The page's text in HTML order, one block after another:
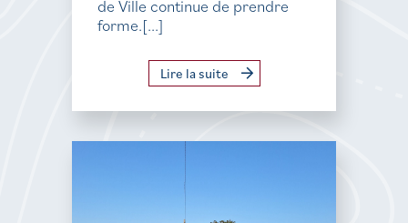
de Ville continue de prendre
forme.[...]
Lire la suite